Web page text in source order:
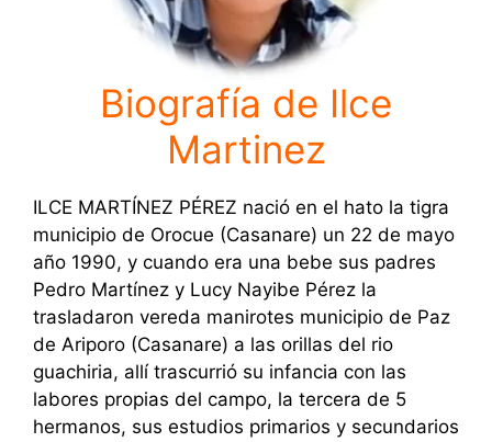
Biografía de Ilce
Martinez
ILCE MARTÍNEZ PÉREZ nació en el hato la tigra
municipio de Orocue (Casanare) un 22 de mayo
año 1990, y cuando era una bebe sus padres
Pedro Martínez y Lucy Nayibe Pérez la
trasladaron vereda manirotes municipio de Paz
de Ariporo (Casanare) a las orillas del rio
guachiria, allí trascurrió su infancia con las
labores propias del campo, la tercera de 5
hermanos, sus estudios primarios y secundarios